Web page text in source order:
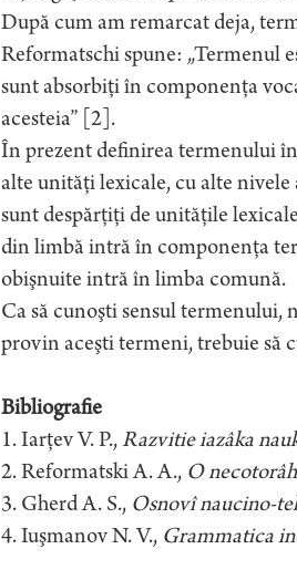
După cum am remarcat deja,
Reformatschi spune: „Termenul
sunt absorbiţi în componenţa
acesteia” [2].
În prezent definirea termenului
alte unităţi lexicale, cu alte
sunt despărţiţi de unităţile
din limbă intră în componenţa
obişnuite intră în limba comună.
Ca să cunoşti sensul termenului,
provin aceşti termeni, trebuie să
Bibliografie
1. Iarţev V. P.,Razvitie iazâka
2. Reformatski A. A., O
3. Gherd A. S., Osnovî naucino-
4. Iuşmanov N. V., Grammatica